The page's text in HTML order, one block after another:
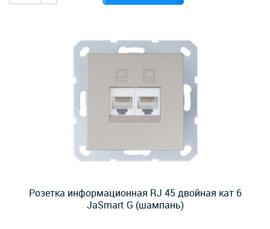
Розетка информационная RJ 45 двойная кат 6
JaSmart G (шампань)